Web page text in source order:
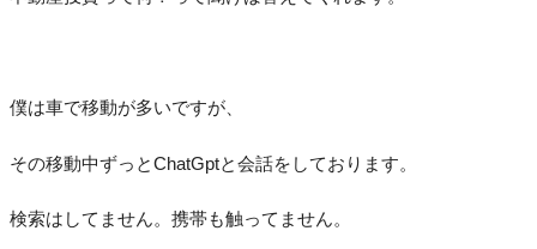
僕は車で移動が多いですが、
その移動中ずっとChatGptと会話をしております。
検索はしてません。携帯も触ってません。